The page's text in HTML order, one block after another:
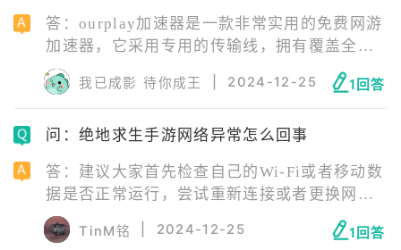
答：ourplay加速器是一款非常实用的免费网游
加速器，它采用专用的传输线，拥有覆盖全国
的专属节点，支持大量热门游戏加速服务，PC
端和移动端都可以适配，包括:绝地求生，魔兽
世界，守望先锋等、Steam、Origin等平台的所
有游戏，帮助用户解决各类游戏网络问题，带
我已成影 待你成王 2024-12-25 1回答
问：绝地求生手游网络异常怎么回事
答：建议大家首先检查自己的Wi-Fi或者移动数
据是否正常运行，尝试重新连接或者更换网络
环境。 如果网络没有问题，那么可能是服务器
临时故障，可以稍等片刻再尝试登录。 其次，
TinM铭 2024-12-25 1回答